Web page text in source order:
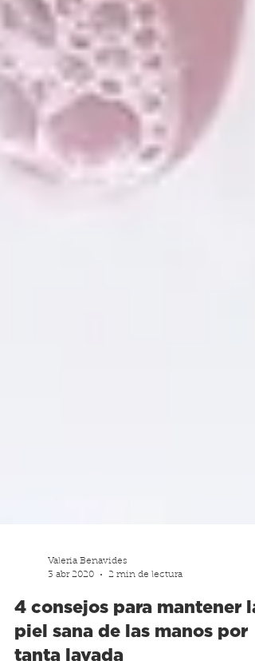
Valeria Benavides
3 abr 2020
2 min de lectura
4 consejos para mantener la